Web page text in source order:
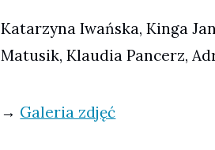
Katarzyna Iwańska, Kinga
Matusik, Klaudia Pancerz,
→ Galeria zdjęć